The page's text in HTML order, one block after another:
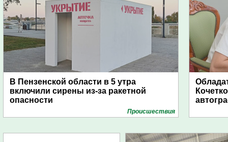
В Пензенской области в 5 утра
включили сирены из-за ракетной
опасности
Проиcшествия